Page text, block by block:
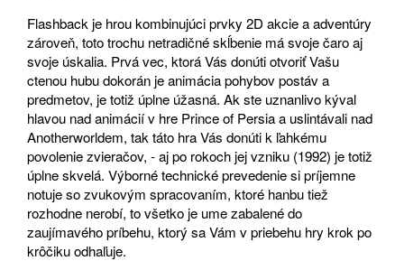
Flashback je hrou kombinujúci prvky 2D akcie a adventúry
zároveň, toto trochu netradičné skĺbenie má svoje čaro aj
svoje úskalia. Prvá vec, ktorá Vás donúti otvoriť Vašu
ctenou hubu dokorán je animácia pohybov postáv a
predmetov, je totiž úplne úžasná. Ak ste uznanlivo kýval
hlavou nad animácií v hre Prince of Persia a uslintávali nad
Anotherworldem, tak táto hra Vás donúti k ľahkému
povolenie zvieračov, - aj po rokoch jej vzniku (1992) je totiž
úplne skvelá. Výborné technické prevedenie si príjemne
notuje so zvukovým spracovaním, ktoré hanbu tiež
rozhodne nerobí, to všetko je ume zabalené do
zaujímavého príbehu, ktorý sa Vám v priebehu hry krok po
krôčiku odhaľuje.